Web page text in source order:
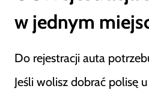
w jednym
Do rejestracji auta
Jeśli wolisz dobrać polisę